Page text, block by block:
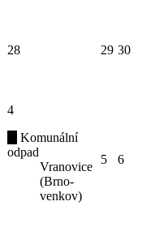
28 29 30
4
Komunální
odpad
Vranovice
(Brno-
venkov)
5 6